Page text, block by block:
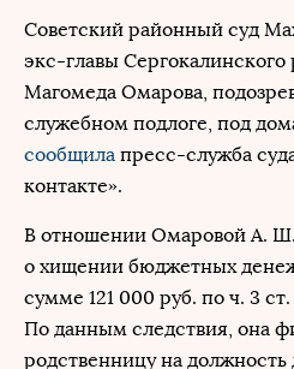
Советский районный суд
экс-главы Сергокалинского
Магомеда Омарова,
служебном подлоге, под
сообщила пресс-служба
контакте».
В отношении Омаровой А.
о хищении бюджетных
сумме 121 000 руб. по ч. 3
По данным следствия, она
родственницу на должность